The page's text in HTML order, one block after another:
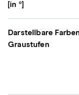
[in °]
Darstellbare
Graustufen